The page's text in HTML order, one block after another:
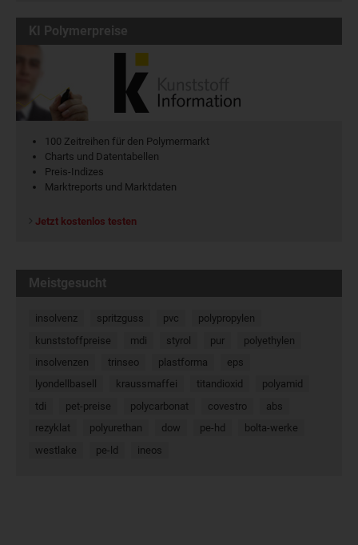
KI Polymerpreise
100 Zeitreihen für den Polymermarkt
Charts und Datentabellen
Preis-Indizes
Marktreports und Marktdaten
Jetzt kostenlos testen
Meistgesucht
insolvenz spritzguss pvc
polypropylen
kunststoffpreise
mdi styrol pur
polyethylen
insolvenzen
trinseo plastforma
eps
lyondellbasell
kraussmaffei titandioxid
polyamid
tdi
pet-preise polycarbonat covestro
abs
rezyklat
polyurethan dow pe-hd
bolta-werke
westlake
pe-ld ineos